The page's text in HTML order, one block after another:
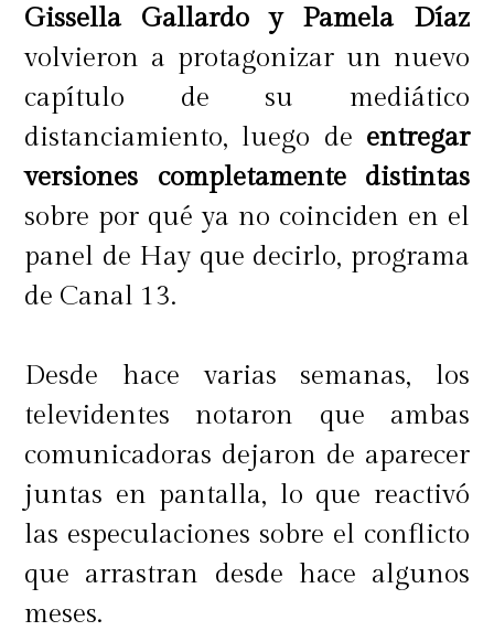
Gissella Gallardo y Pamela Díaz
volvieron a protagonizar un nuevo
capítulo de su mediático
distanciamiento, luego de entregar
versiones completamente distintas
sobre por qué ya no coinciden en el
panel de Hay que decirlo, programa
de Canal 13.
Desde hace varias semanas, los
televidentes notaron que ambas
comunicadoras dejaron de aparecer
juntas en pantalla, lo que reactivó
las especulaciones sobre el conflicto
que arrastran desde hace algunos
meses.